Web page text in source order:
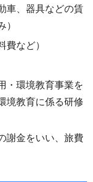
車、器具などの賃
）
費など）
・環境教育事業を
境教育に係る研修
謝金をいい、旅費